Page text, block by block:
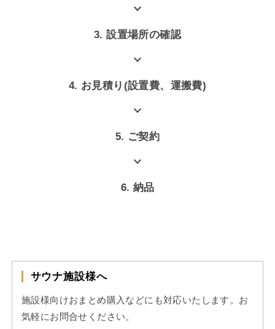
expand_more
3. 設置場所の確認
expand_more
4. お見積り(設置費、運搬費)
expand_more
5. ご契約
expand_more
6. 納品
サウナ施設様へ
施設様向けおまとめ購入などにも対応いたします。お
気軽にお問合せください。